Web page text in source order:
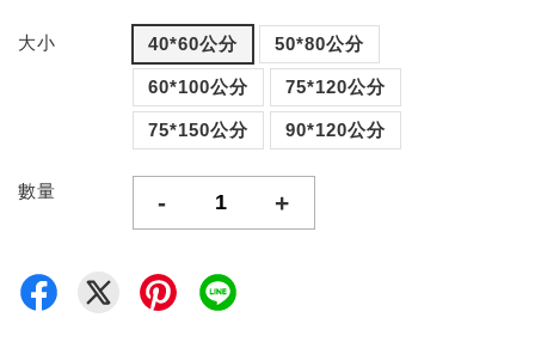
大小 40*60公分 50*80公分
60*100公分 75*120公分
75*150公分 90*120公分
數量 - +